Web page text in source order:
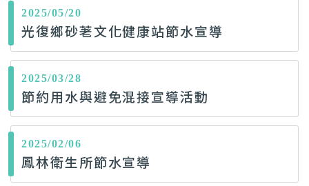
2025/05/20
光復鄉砂荖文化健康站節水宣導
2025/03/28
節約用水與避免混接宣導活動
2025/02/06
鳳林衛生所節水宣導